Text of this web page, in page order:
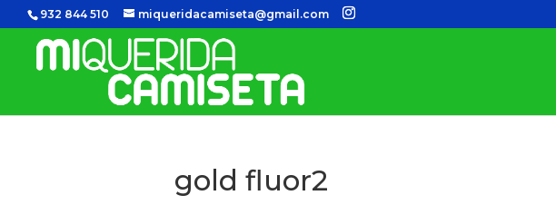
932 844 510 miqueridacamiseta@gmail.com
gold fluor2